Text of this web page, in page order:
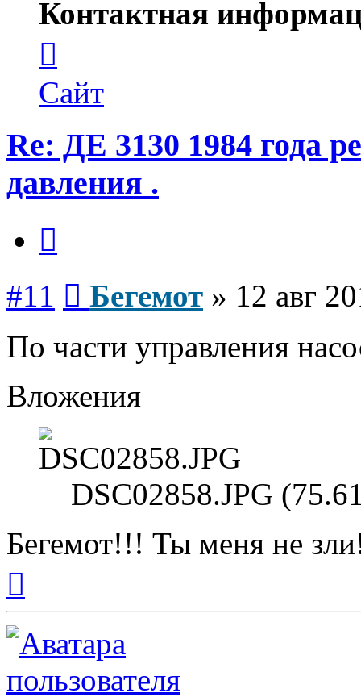
Контактная
пользователя
Бегемот
Сайт
Re: ДЕ 3130 1984 года
давления .
#11 Бегемот » 12 авг
По части управления
Вложения
DSC02858.JPG
Бегемот!!! Ты меня не
началу